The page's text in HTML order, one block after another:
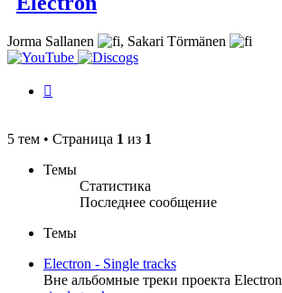
Jorma Sallanen , Sakari Törmänen
5 тем • Страница 1 из 1
Темы
Статистика
Последнее сообщение
Темы
Electron - Single tracks
Вне альбомные треки проекта Electron